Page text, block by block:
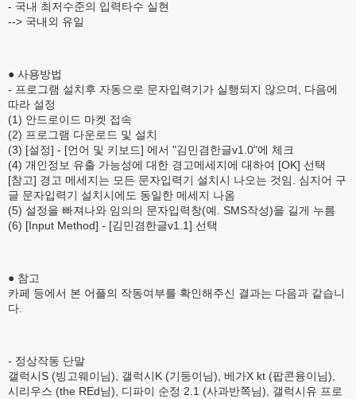
- 국내 최저수준의 입력타수 실현
--> 국내외 유일
● 사용방법
- 프로그램 설치후 자동으로 문자입력기가 실행되지 않으며, 다음에
따라 설정
(1) 안드로이드 마켓 접속
(2) 프로그램 다운로드 및 설치
(3) [설정] - [언어 및 키보드] 에서 "김민겸한글v1.0"에 체크
(4) 개인정보 유출 가능성에 대한 경고메세지에 대하여 [OK] 선택
[참고] 경고 메세지는 모든 문자입력기 설치시 나오는 것임. 심지어 구
글 문자입력기 설치시에도 동일한 메세지 나옴
(5) 설정을 빠져나와 임의의 문자입력창(예. SMS작성)을 길게 누름
(6) [Input Method] - [김민겸한글v1.1] 선택
● 참고
카페 등에서 본 어플의 작동여부를 확인해주신 결과는 다음과 같습니
다.
- 정상작동 단말
갤럭시S (빙고웨이님), 갤럭시K (기둥이님), 베가X kt (팝콘융이님),
시리우스 (the REd님), 디파이 순정 2.1 (사과반쪽님), 갤럭시유 프로